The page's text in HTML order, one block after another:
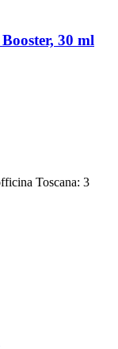
30 ml
Toscana: 3